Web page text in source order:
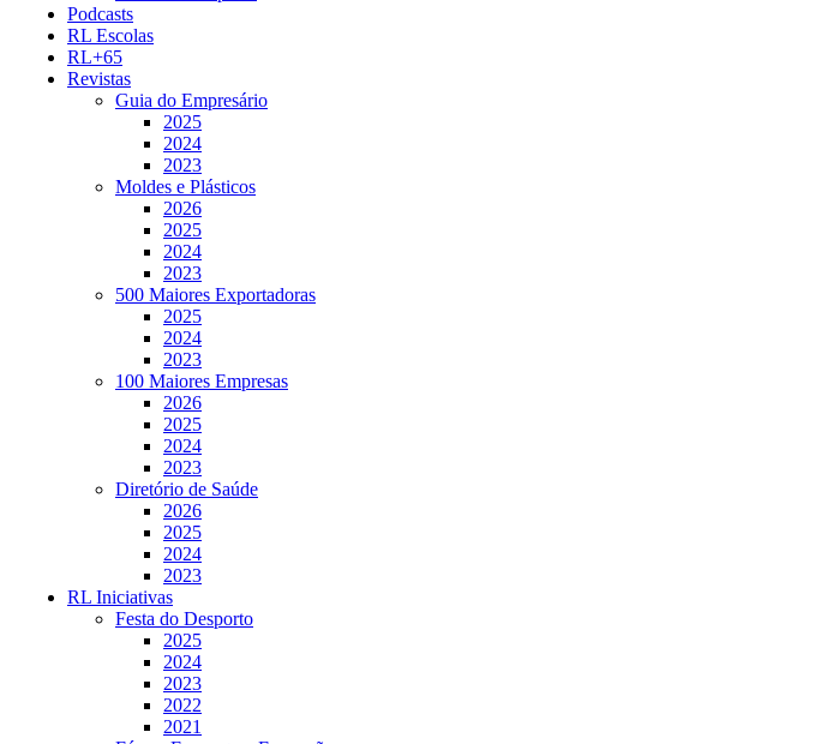
Podcasts
RL Escolas
RL+65
Revistas
Guia do Empresário
2025
2024
2023
Moldes e Plásticos
2026
2025
2024
2023
500 Maiores Exportadoras
2025
2024
2023
100 Maiores Empresas
2026
2025
2024
2023
Diretório de Saúde
2026
2025
2024
2023
RL Iniciativas
Festa do Desporto
2025
2024
2023
2022
2021